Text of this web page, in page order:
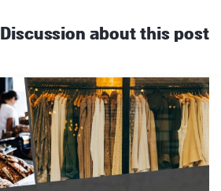
Discussion about this post